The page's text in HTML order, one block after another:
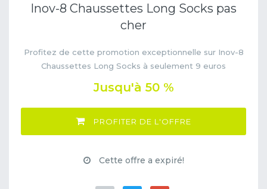
Inov-8 Chaussettes Long Socks pas
cher
Profitez de cette promotion exceptionnelle sur Inov-8
Chaussettes Long Socks à seulement 9 euros
Jusqu'à 50 %
PROFITER DE L'OFFRE
Cette offre a expiré!